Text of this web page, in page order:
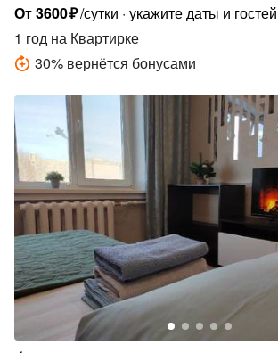
От3600₽/сутки укажите даты и гостей
1 год на Квартирке
30% вернётся бонусами